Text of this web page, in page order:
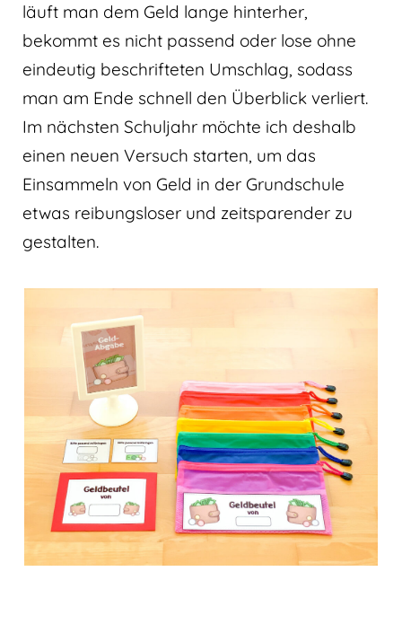
läuft man dem Geld lange hinterher,
bekommt es nicht passend oder lose ohne
eindeutig beschrifteten Umschlag, sodass
man am Ende schnell den Überblick verliert.
Im nächsten Schuljahr möchte ich deshalb
einen neuen Versuch starten, um das
Einsammeln von Geld in der Grundschule
etwas reibungsloser und zeitsparender zu
gestalten.